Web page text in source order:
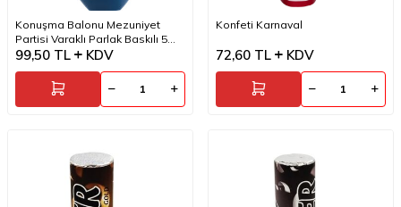
Konuşma Balonu Mezuniyet
Partisi Varaklı Parlak Baskılı 5
Parça
99,50 TL KDV
Konfeti Karnaval
72,60 TL KDV